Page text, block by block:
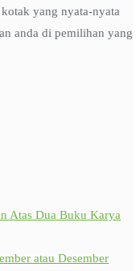
yang nyata-nyata
anda di pemilihan yang
Atas Dua Buku Karya
atau Desember